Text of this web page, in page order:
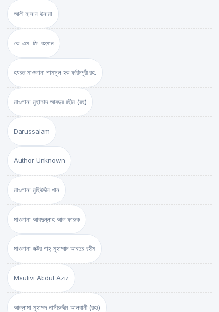
আলী হাসান উসামা
কে. এম. জি. রহমান
হযরত মাওলানা শামসুল হক ফরিদপুরী রহ.
মাওলানা মুহাম্মাদ আবদুর রহীম (রহ)
Darussalam
Author Unknown
মাওলানা মুহিউদ্দীন খান
মাওলানা আবদুল্লাহ আল ফারূক
মাওলানা ডক্টর শাহ্‌ মুহাম্মাদ আবদুর রহীম
Maulivi Abdul Aziz
আল্লামা মুহাম্মদ নাসীরুদ্দীন আলবানী (রহঃ)